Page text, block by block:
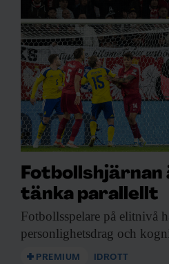
tänka parallellt
Fotbollsspelare på elitnivå
personlighetsdrag och
PREMIUM IDROTT